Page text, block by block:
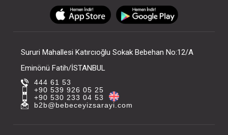
Sururi Mahallesi Katırcıoğlu Sokak Bebehan No:12/A
Eminönü Fatih/İSTANBUL
444 61 53
+90 539 926 05 25
+90 530 233 04 53
b2b@bebeceyizsarayi.com